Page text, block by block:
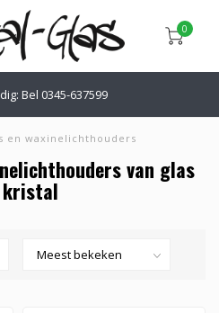
0
Bel 0345-637599
en waxinelichthouders
van glas
kristal